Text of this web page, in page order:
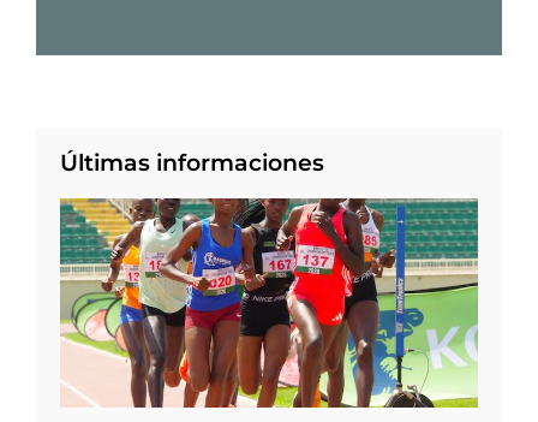
Últimas informaciones